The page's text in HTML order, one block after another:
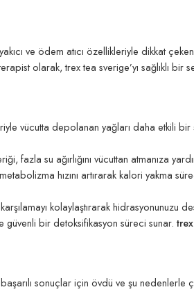
ve ödem atıcı özellikleriyle dikkat
olarak, trex tea sverige’yı sağlıklı
vücutta depolanan yağları daha etkili bir
fazla su ağırlığını vücuttan atmanıza
hızını artırarak kalori yakma
kolaylaştırarak hidrasyonunuzu
bir detoksifikasyon süreci sunar.
sonuçlar için övdü ve şu nedenlerle